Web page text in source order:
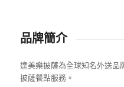
品牌簡介
達美樂披薩為全球知名外送品
披薩餐點服務。